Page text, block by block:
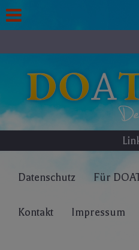
to
content
Datenschutz Für
Kontakt Impressum